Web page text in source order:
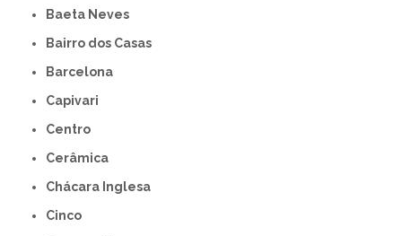
Baeta Neves
Bairro dos Casas
Barcelona
Capivari
Centro
Cerâmica
Chácara Inglesa
Cinco